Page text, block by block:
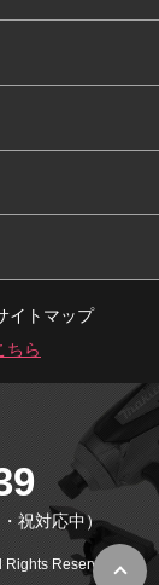
イトマップ
ちら
・祝対応中）
Rights Reserved.